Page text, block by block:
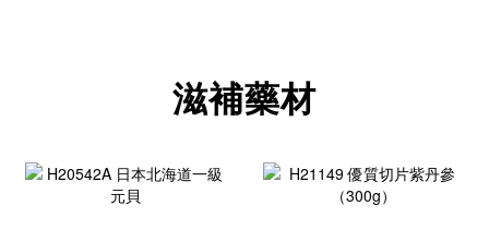
滋補藥材